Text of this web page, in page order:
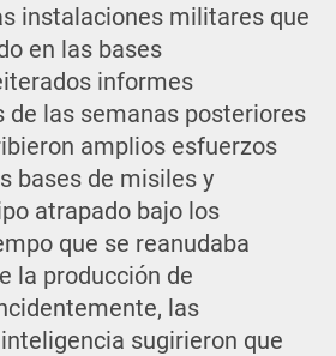
instalaciones militares que
en las bases
informes
de las semanas posteriores
amplios esfuerzos
bases de misiles y
atrapado bajo los
que se reanudaba
la producción de
las
sugirieron que